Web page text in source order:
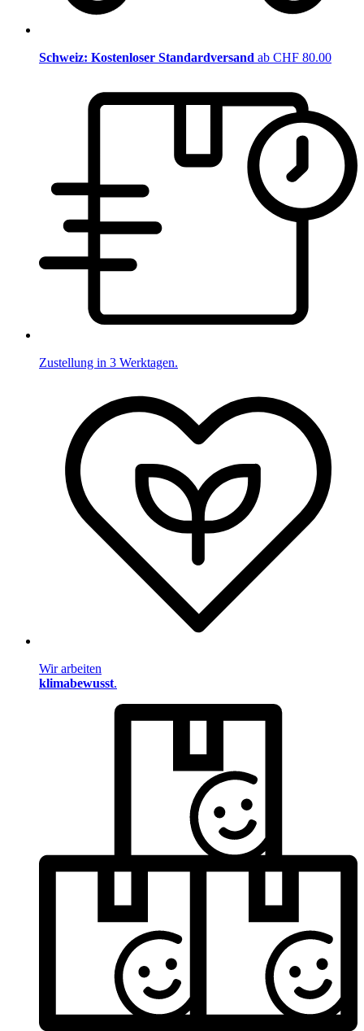
Schweiz: Kostenloser Standardversand ab CHF 80.00
Zustellung in 3 Werktagen.
Wir arbeiten
klimabewusst.